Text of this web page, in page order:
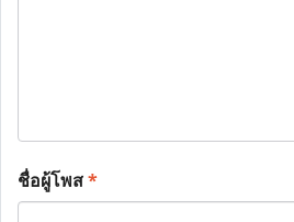
ชื่อผู้โพส*